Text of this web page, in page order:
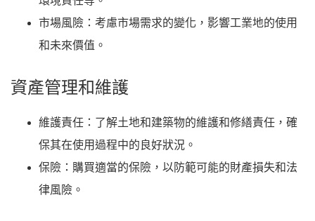
市場風險 ：考慮市場需求的變化，影響工業地的使用
和未來價值。
資產管理和維護
維護責任 ：了解土地和建築物的維護和修繕責任，確
保其在使用過程中的良好狀況。
保險 ：購買適當的保險，以防範可能的財產損失和法
律風險。